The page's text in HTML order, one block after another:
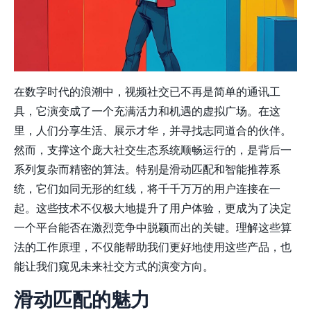
在数字时代的浪潮中，视频社交已不再是简单的通讯工
具，它演变成了一个充满活力和机遇的虚拟广场。在这
里，人们分享生活、展示才华，并寻找志同道合的伙伴。
然而，支撑这个庞大社交生态系统顺畅运行的，是背后一
系列复杂而精密的算法。特别是滑动匹配和智能推荐系
统，它们如同无形的红线，将千千万万的用户连接在一
起。这些技术不仅极大地提升了用户体验，更成为了决定
一个平台能否在激烈竞争中脱颖而出的关键。理解这些算
法的工作原理，不仅能帮助我们更好地使用这些产品，也
能让我们窥见未来社交方式的演变方向。
滑动匹配的魅力